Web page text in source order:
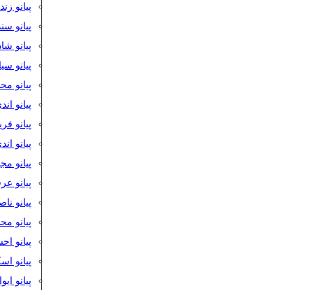
پیانو
پیانو
پیانو
پیانو
پیانو
پیانو
پیانو
پیانو
پیانو
پیانو
پیانو
پیانو
پیانو
پیانو
پیانو